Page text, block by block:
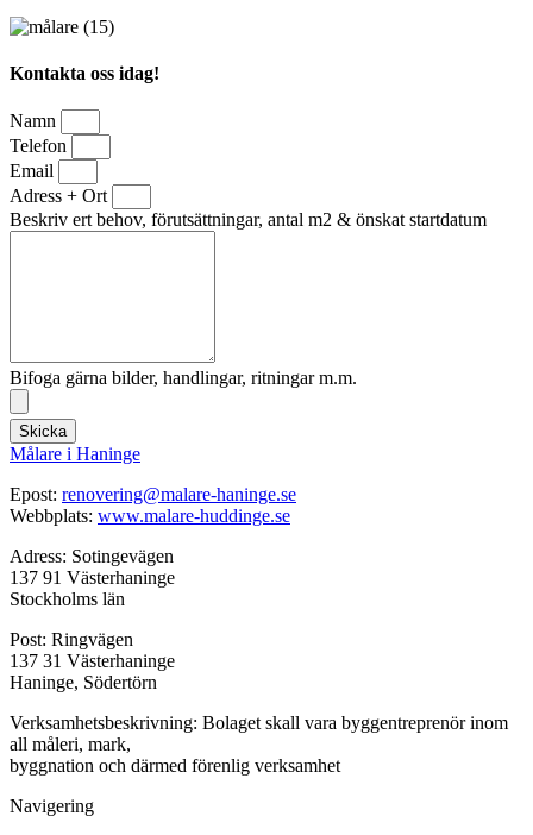
Kontakta oss idag!
Namn
Telefon
Email
Adress + Ort
Beskriv ert behov, förutsättningar, antal m2 & önskat startdatum
Bifoga gärna bilder, handlingar, ritningar m.m.
Skicka
Målare i Haninge
Epost: renovering@malare-haninge.se
Webbplats: www.malare-huddinge.se
Adress: Sotingevägen
137 91 Västerhaninge
Stockholms län
Post: Ringvägen
137 31 Västerhaninge
Haninge, Södertörn
Verksamhetsbeskrivning: Bolaget skall vara byggentreprenör inom
all måleri, mark,
byggnation och därmed förenlig verksamhet
Navigering